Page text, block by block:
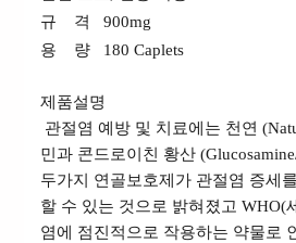
규 격 900mg
용 량 180 Caplets
제품설명
관절염 예방 및 치료에는 천연
민과 콘드로이친 황산
두가지 연골보호제가 관절염 증세
할 수 있는 것으로 밝혀졌고 WHO(
염에 점진적으로 작용하는 약물로